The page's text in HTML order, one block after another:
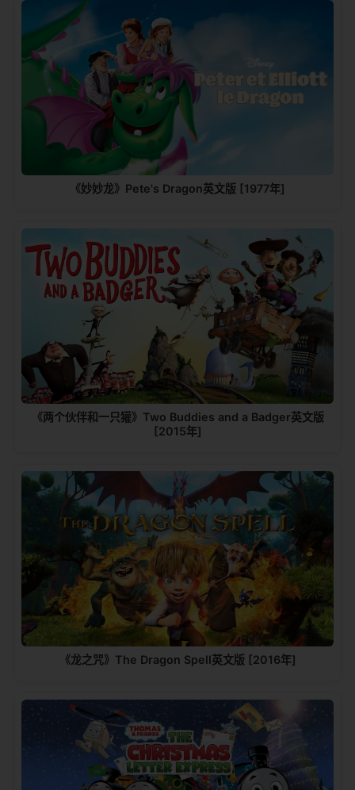
《妙妙龙》Pete's Dragon英文版 [1977年]
《两个伙伴和一只獾》Two Buddies and a Badger英文版
[2015年]
《龙之咒》The Dragon Spell英文版 [2016年]